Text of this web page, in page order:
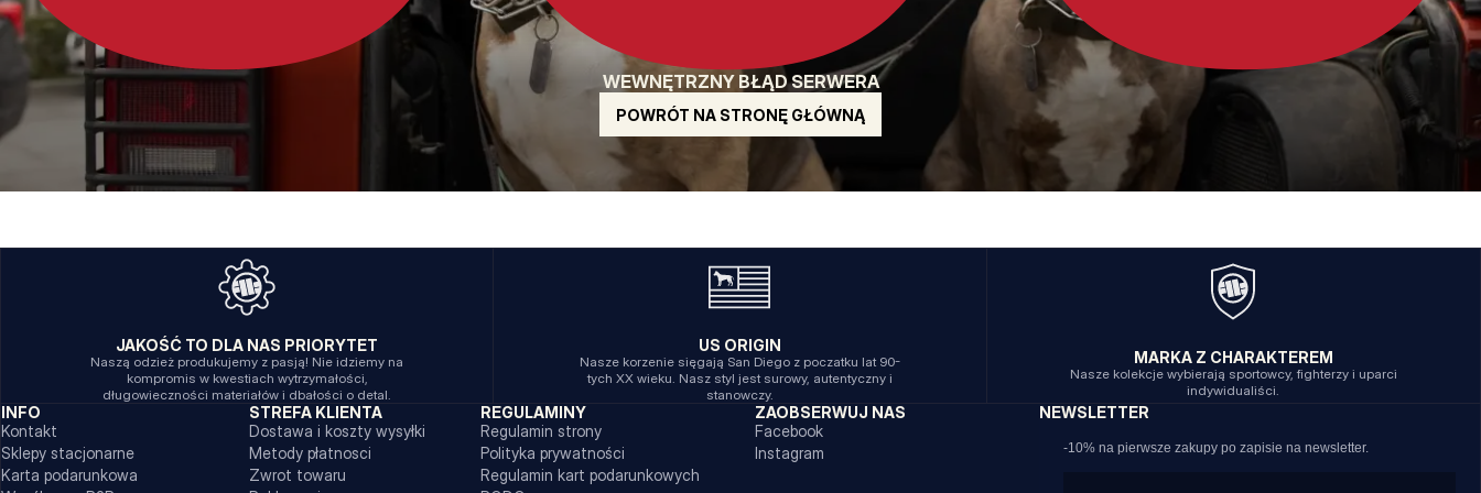
WEWNĘTRZNY BŁĄD SERWERA
POWRÓT NA STRONĘ GŁÓWNĄ
JAKOŚĆ TO DLA NAS PRIORYTET
Naszą odzież produkujemy z pasją! Nie idziemy na
kompromis w kwestiach wytrzymałości,
długowieczności materiałów i dbałości o detal.
US ORIGIN
Nasze korzenie sięgają San Diego z poczatku lat 90-
tych XX wieku. Nasz styl jest surowy, autentyczny i
stanowczy.
MARKA Z CHARAKTEREM
Nasze kolekcje wybierają sportowcy, fighterzy i uparci
indywidualiści.
INFO
Kontakt
Sklepy stacjonarne
Karta podarunkowa
STREFA KLIENTA
Dostawa i koszty wysyłki
Metody płatnosci
Zwrot towaru
REGULAMINY
Regulamin strony
Polityka prywatności
Regulamin kart podarunkowych
ZAOBSERWUJ NAS
Facebook
Instagram
NEWSLETTER
-10% na pierwsze zakupy po zapisie na newsletter.